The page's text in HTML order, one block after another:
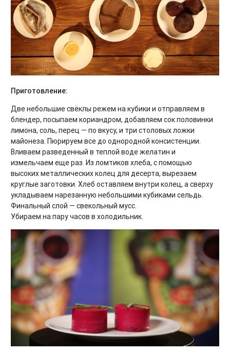
Приготовление:
Две небольшие свёклы режем на кубики и отправляем в
блендер, посыпаем кориандром, добавляем сок половинки
лимона, соль, перец — по вкусу, и три столовых ложки
майонеза. Пюрируем все до однородной консистенции.
Вливаем разведенный в теплой воде желатин и
измельчаем еще раз. Из ломтиков хлеба, с помощью
высоких металлических колец для десерта, вырезаем
круглые заготовки. Хлеб оставляем внутри колец, а сверху
укладываем нарезанную небольшими кубиками сельдь.
Финальный слой — свекольный мусс.
Убираем на пару часов в холодильник.